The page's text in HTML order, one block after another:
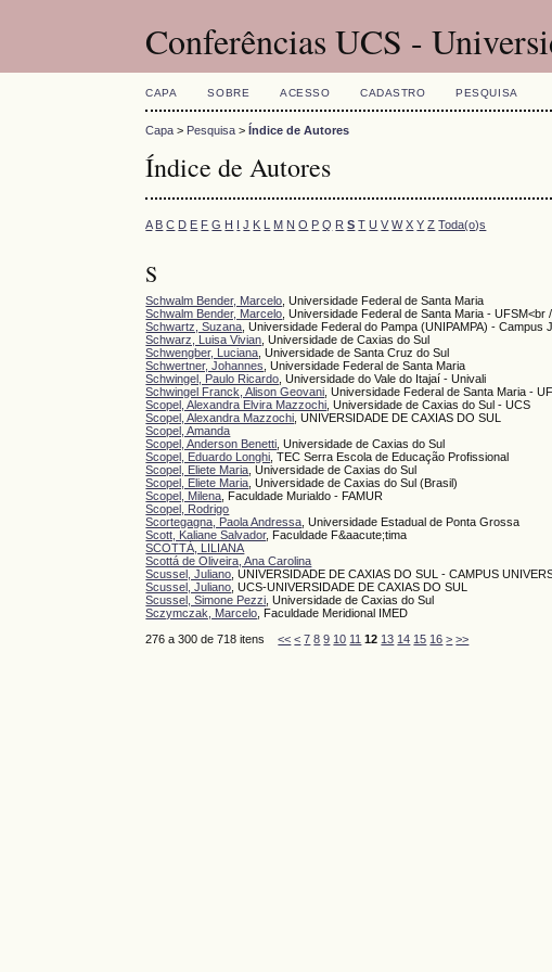
Conferências UCS -
CAPA SOBRE ACESSO CADASTRO PESQUISA
Capa > Pesquisa >Índice de Autores
Índice de Autores
A B C D E F G H I J K L M N O P Q R S T U V W X Y Z Toda(o)s
S
Schwalm Bender, Marcelo , Universidade Federal de Santa Maria
Schwalm Bender, Marcelo , Universidade Federal de Santa Maria - UFSM<br
Schwartz, Suzana , Universidade Federal do Pampa (UNIPAMPA) - Campus
Schwarz, Luisa Vivian , Universidade de Caxias do Sul
Schwengber, Luciana , Universidade de Santa Cruz do Sul
Schwertner, Johannes , Universidade Federal de Santa Maria
Schwingel, Paulo Ricardo , Universidade do Vale do Itajaí - Univali
Schwingel Franck, Alison Geovani , Universidade Federal de Santa Maria -
Scopel, Alexandra Elvira Mazzochi , Universidade de Caxias do Sul - UCS
Scopel, Alexandra Mazzochi , UNIVERSIDADE DE CAXIAS DO SUL
Scopel, Amanda
Scopel, Anderson Benetti , Universidade de Caxias do Sul
Scopel, Eduardo Longhi , TEC Serra Escola de Educação Profissional
Scopel, Eliete Maria , Universidade de Caxias do Sul
Scopel, Eliete Maria , Universidade de Caxias do Sul (Brasil)
Scopel, Milena , Faculdade Murialdo - FAMUR
Scopel, Rodrigo
Scortegagna, Paola Andressa , Universidade Estadual de Ponta Grossa
Scott, Kaliane Salvador, Faculdade F&aacute;tima
SCOTTÁ, LILIANA
Scottá de Oliveira, Ana Carolina
Scussel, Juliano , UNIVERSIDADE DE CAXIAS DO SUL - CAMPUS
Scussel, Juliano , UCS-UNIVERSIDADE DE CAXIAS DO SUL
Scussel, Simone Pezzi , Universidade de Caxias do Sul
Sczymczak, Marcelo , Faculdade Meridional IMED
276 a 300 de 718 itens<< < 7 8 9 10 11 12 13 14 15 16 > >>